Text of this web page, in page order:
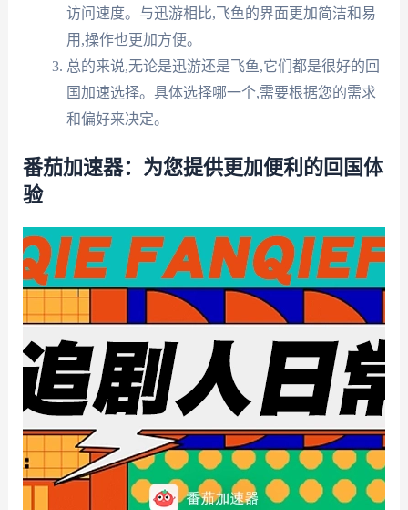
访问速度。与迅游相比,飞鱼的界面更加简洁和易
用,操作也更加方便。
总的来说,无论是迅游还是飞鱼,它们都是很好的回
国加速选择。具体选择哪一个,需要根据您的需求
和偏好来决定。
番茄加速器：为您提供更加便利的回国体
验